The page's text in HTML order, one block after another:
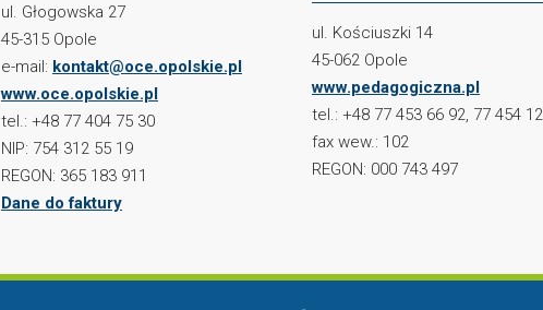
ul. Głogowska 27
45-315 Opole
e-mail: kontakt@oce.opolskie.pl
www.oce.opolskie.pl
tel.: +48 77 404 75 30
NIP: 754 312 55 19
REGON: 365 183 911
Dane do faktury
ul. Kościuszki 14
45-062 Opole
www.pedagogiczna.pl
tel.: +48 77 453 66 92, 77 454
fax wew.: 102
REGON: 000 743 497